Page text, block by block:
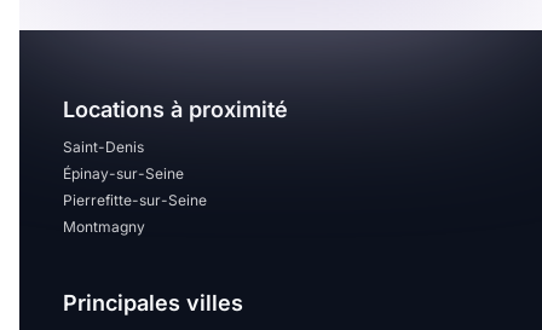
m2
Nombre de chambres
disponibles
chambres
Espaces additionnels
Locations à proximité
Saint-Denis
Épinay-sur-Seine
Pierrefitte-sur-Seine
Montmagny
Principales villes